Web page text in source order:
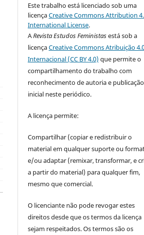
Este trabalho está licenciado sob uma
licençaCreative Commons Attribution
International License.
ARevista Estudos Feministasestá sob a
licençaCreative Commons Atribuição
Internacional (CC BY 4.0) que permite o
compartilhamento do trabalho com
reconhecimento de autoria e publicação
inicial neste periódico.
A licença permite:
Compartilhar (copiar e redistribuir o
material em qualquer suporte ou
e/ou adaptar (remixar, transformar, e
a partir do material) para qualquer fim,
mesmo que comercial.
O licenciante não pode revogar estes
direitos desde que os termos da licença
sejam respeitados. Os termos são os